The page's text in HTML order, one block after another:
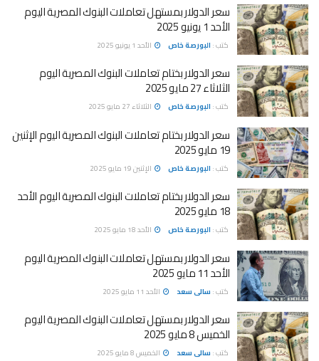
سعر الدولار بمستهل تعاملات البنوك المصرية اليوم
الأحد 1 يونيو 2025
كتب : البورصة خاص الأحد 1 يونيو 2025
سعر الدولار بختام تعاملات البنوك المصرية اليوم
الثلاثاء 27 مايو 2025
كتب : البورصة خاص الثلاثاء 27 مايو 2025
سعر الدولار بختام تعاملات البنوك المصرية اليوم الإثنين
19 مايو 2025
كتب : البورصة خاص الإثنين 19 مايو 2025
سعر الدولار بختام تعاملات البنوك المصرية اليوم الأحد
18 مايو 2025
كتب : البورصة خاص الأحد 18 مايو 2025
سعر الدولار بمستهل تعاملات البنوك المصرية اليوم
الأحد 11 مايو 2025
كتب : سالى سعد الأحد 11 مايو 2025
سعر الدولار بمستهل تعاملات البنوك المصرية اليوم
الخميس 8 مايو 2025
كتب : سالى سعد الخميس 8 مايو 2025